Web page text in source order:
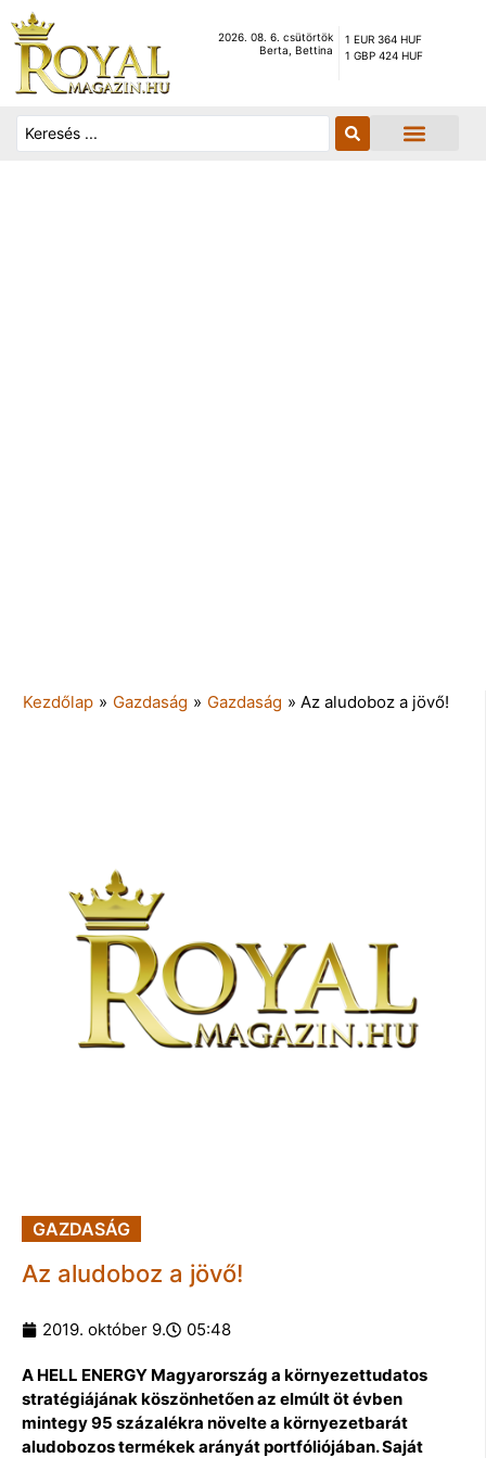
2026. 08. 6. csütörtök
Berta, Bettina
1 EUR 364 HUF
1 GBP 424 HUF
Kezdőlap » Gazdaság » Gazdaság » Az aludoboz a jövő!
GAZDASÁG
Az aludoboz a jövő!
2019. október 9. 05:48
A HELL ENERGY Magyarország a környezettudatos
stratégiájának köszönhetően az elmúlt öt évben
mintegy 95 százalékra növelte a környezetbarát
aludobozos termékek arányát portfóliójában. Saját